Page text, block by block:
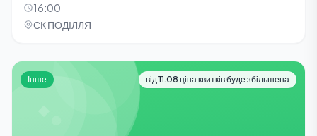
16:00
СК ПОДІЛЛЯ
Інше від 11.08 ціна квитків буде збільшена